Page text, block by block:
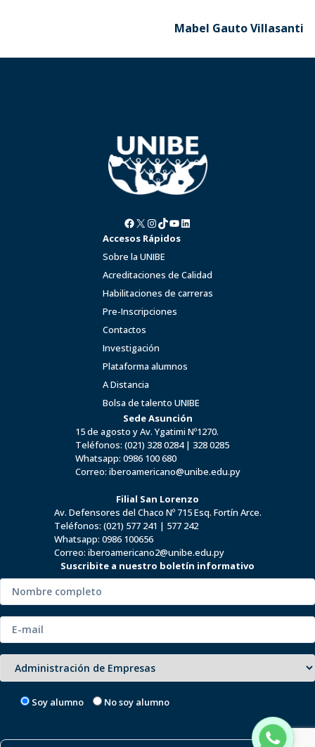
Mabel Gauto Villasanti
Facebook X InstagramTikTok YouTube LinkedIn
Accesos Rápidos
Sobre la UNIBE
Acreditaciones de Calidad
Habilitaciones de carreras
Pre-Inscripciones
Contactos
Investigación
Plataforma alumnos
A Distancia
Bolsa de talento UNIBE
Sede Asunción
15 de agosto y Av. Ygatimi Nº1270.
Teléfonos: (021) 328 0284| 328 0285
Whatsapp: 0986 100 680
Correo: iberoamericano@unibe.edu.py
Filial San Lorenzo
Av. Defensores del Chaco Nº 715 Esq. Fortín Arce.
Teléfonos: (021) 577 241 | 577 242
Whatsapp: 0986 100656
Correo: iberoamericano2@unibe.edu.py
Suscribite a nuestro boletín informativo
Soy alumno No soy alumno